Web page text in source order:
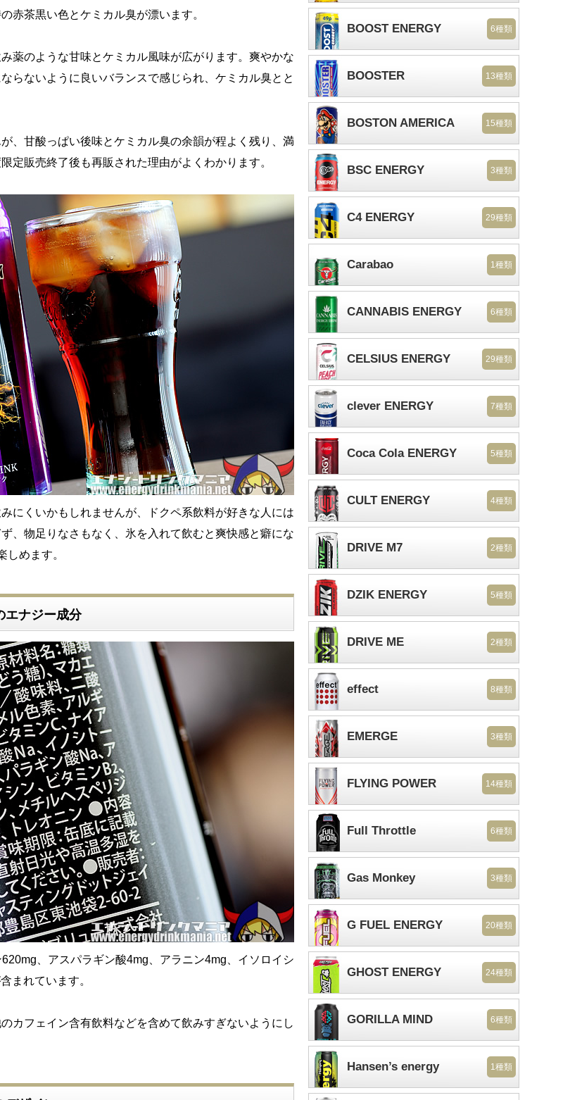
赤茶黒い色とケミカル臭が漂います。
薬のような甘味とケミカル風味が広がります。爽やかな
らないように良いバランスで感じられ、ケミカル臭とと
、甘酸っぱい後味とケミカル臭の余韻が程よく残り、満
定販売終了後も再販された理由がよくわかります。
にくいかもしれませんが、ドクペ系飲料が好きな人には
、物足りなさもなく、氷を入れて飲むと爽快感と癖にな
しめます。
エナジー成分
、アスパラギン酸4mg、アラニン4mg、イソロイシ
まれています。
カフェイン含有飲料などを含めて飲みすぎないようにし
BOOST ENERGY 6種類
BOOSTER 13種類
BOSTON AMERICA 15種類
BSC ENERGY 3種類
C4 ENERGY 29種類
Carabao 1種類
CANNABIS ENERGY 6種類
CELSIUS ENERGY 29種類
clever ENERGY 7種類
Coca Cola ENERGY 5種類
CULT ENERGY 4種類
DRIVE M7 2種類
DZIK ENERGY 5種類
DRIVE ME 2種類
effect 8種類
EMERGE 3種類
FLYING POWER 14種類
Full Throttle 6種類
Gas Monkey 3種類
G FUEL ENERGY 20種類
GHOST ENERGY 24種類
GORILLA MIND 6種類
Hansen’s energy 1種類